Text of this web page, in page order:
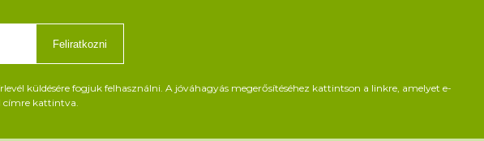
Feliratkozni
küldésére fogjuk felhasználni. A jóváhagyás megerősítéséhez kattintson a linkre, amelyet e-
címre kattintva.